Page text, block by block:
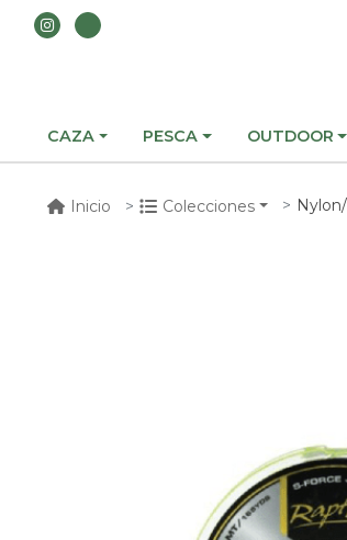
CAZA PESCA OUTDOOR
Inicio Colecciones Nylon/